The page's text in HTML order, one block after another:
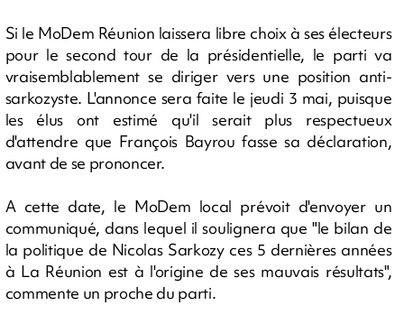
Si le MoDem Réunion laissera libre choix à ses électeurs
pour le second tour de la présidentielle, le parti va
vraisemblablement se diriger vers une position anti-
sarkozyste. L'annonce sera faite le jeudi 3 mai, puisque
les élus ont estimé qu'il serait plus respectueux
d'attendre que François Bayrou fasse sa déclaration,
avant de se prononcer.
A cette date, le MoDem local prévoit d'envoyer un
communiqué, dans lequel il soulignera que "le bilan de
la politique de Nicolas Sarkozy ces 5 dernières années
à La Réunion est à l'origine de ses mauvais résultats",
commente un proche du parti.